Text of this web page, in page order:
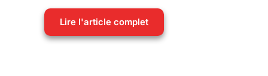
Lire l'article complet